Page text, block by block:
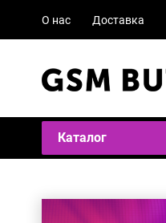
О нас Доставка
Каталог